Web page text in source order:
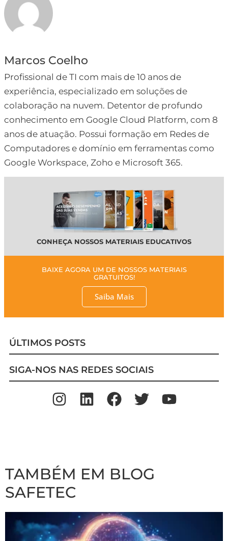
Marcos Coelho
Profissional de TI com mais de 10 anos de
experiência, especializado em soluções de
colaboração na nuvem. Detentor de profundo
conhecimento em Google Cloud Platform, com 8
anos de atuação. Possui formação em Redes de
Computadores e domínio em ferramentas como
Google Workspace, Zoho e Microsoft 365.
CONHEÇA NOSSOS MATERIAIS EDUCATIVOS
BAIXE AGORA UM DE NOSSOS MATERIAIS
GRATUITOS!
Saiba Mais
ÚLTIMOS POSTS
SIGA-NOS NAS REDES SOCIAIS
TAMBÉM EM BLOG
SAFETEC